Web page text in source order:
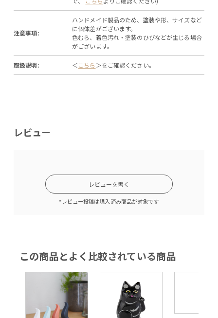
注意事項:
ハンドメイド製品のため、塗装や形、サイズなど
に個体差がございます。
色むら、着色汚れ・塗装のひびなどが生じる場合
がございます。
取扱説明: ＜こちら ＞をご確認ください。
レビュー
レビューを書く
*レビュー投稿は購入済み商品が対象です
この商品とよく比較されている商品